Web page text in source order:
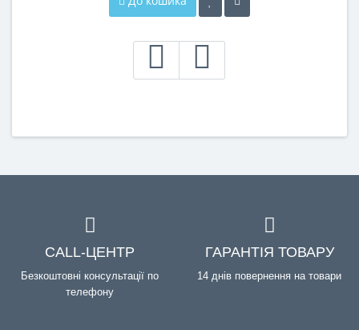
CALL-ЦЕНТР
Безкоштовні консультації по
телефону
ГАРАНТІЯ ТОВАРУ
14 днів повернення на товари